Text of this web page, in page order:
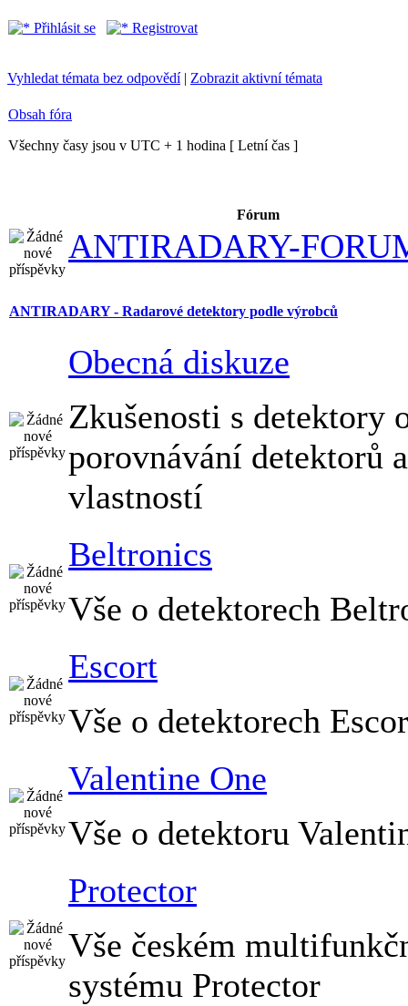
Přihlásit se Registrovat
Vyhledat témata bez odpovědí| Zobrazit aktivní témata
Obsah fóra
Všechny časy jsou v UTC + 1 hodina [ Letní čas ]
Fórum
ANTIRADARY-
ANTIRADARY - Radarové detektory podle výrobců
Obecná diskuze
Zkušenosti s detektory
porovnávání detektorů
vlastností
Beltronics
Vše o detektorech
Escort
Vše o detektorech
Valentine One
Vše o detektoru
Protector
Vše českém
systému Protector